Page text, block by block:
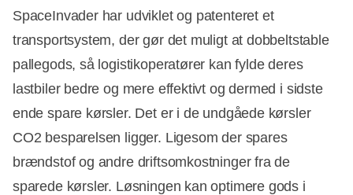
SpaceInvader har udviklet og patenteret et
transportsystem, der gør det muligt at dobbeltstable
pallegods, så logistikoperatører kan fylde deres
lastbiler bedre og mere effektivt og dermed i sidste
ende spare kørsler. Det er i de undgåede kørsler
CO2 besparelsen ligger. Ligesom der spares
brændstof og andre driftsomkostninger fra de
sparede kørsler. Løsningen kan optimere gods i